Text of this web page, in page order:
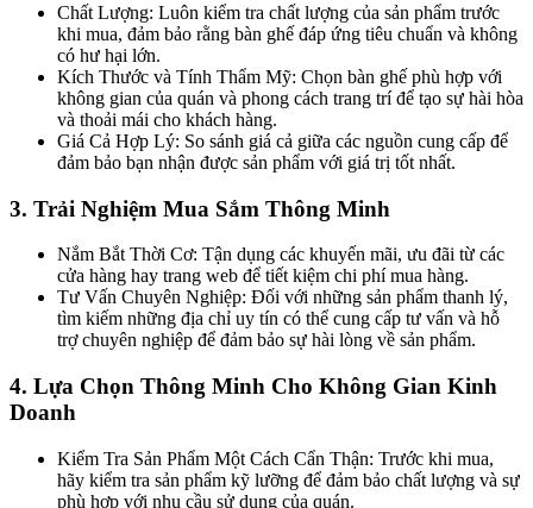
Chất Lượng: Luôn kiểm tra chất lượng của sản phẩm trước
khi mua, đảm bảo rằng bàn ghế đáp ứng tiêu chuẩn và không
có hư hại lớn.
Kích Thước và Tính Thẩm Mỹ: Chọn bàn ghế phù hợp với
không gian của quán và phong cách trang trí để tạo sự hài hòa
và thoải mái cho khách hàng.
Giá Cả Hợp Lý: So sánh giá cả giữa các nguồn cung cấp để
đảm bảo bạn nhận được sản phẩm với giá trị tốt nhất.
3. Trải Nghiệm Mua Sắm Thông Minh
Nắm Bắt Thời Cơ: Tận dụng các khuyến mãi, ưu đãi từ các
cửa hàng hay trang web để tiết kiệm chi phí mua hàng.
Tư Vấn Chuyên Nghiệp: Đối với những sản phẩm thanh lý,
tìm kiếm những địa chỉ uy tín có thể cung cấp tư vấn và hỗ
trợ chuyên nghiệp để đảm bảo sự hài lòng về sản phẩm.
4. Lựa Chọn Thông Minh Cho Không Gian Kinh
Doanh
Kiểm Tra Sản Phẩm Một Cách Cẩn Thận: Trước khi mua,
hãy kiểm tra sản phẩm kỹ lưỡng để đảm bảo chất lượng và sự
phù hợp với nhu cầu sử dụng của quán.